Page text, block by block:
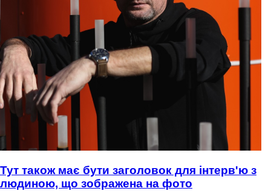
Тут також має бути заголовок для інтерв'ю з
людиною, що зображена на фото